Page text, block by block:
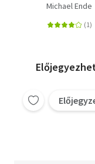
Michael Ende